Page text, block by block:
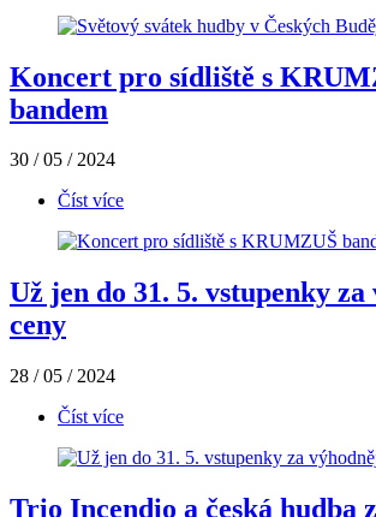
Koncert pro sídliště s
bandem
30 / 05 / 2024
Číst více
Už jen do 31. 5. vstupenky
ceny
28 / 05 / 2024
Číst více
Trio Incendio a česká hudba